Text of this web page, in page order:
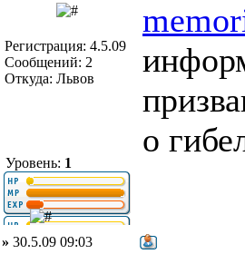
Регистрация: 4.5.09
Сообщений: 2
Откуда: Львов
Уровень: 1
о
» 30.5.09 09:03